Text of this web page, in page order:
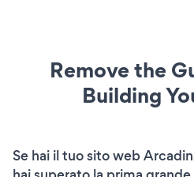
Remove the
Building
Se hai il tuo sito web